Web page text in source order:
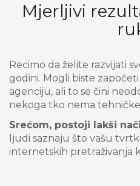
Mjerljivi
Recimo da želite razvijati
godini. Mogli biste
agenciju, ali to se čini
nekoga tko nema
Srećom, postoji lakši
ljudi saznaju što vašu
internetskih pretraživanja